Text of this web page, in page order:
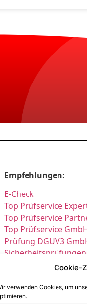
Cookie-
verwenden Cookies, um
Empfehlungen:
E-Check
Top Prüfservice
Top Prüfservice
Top Prüfservice
Prüfung DGUV3
Prüfung elektrischer